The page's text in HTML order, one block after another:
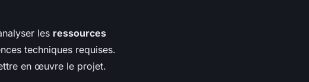
les ressources
techniques requises.
en œuvre le projet.